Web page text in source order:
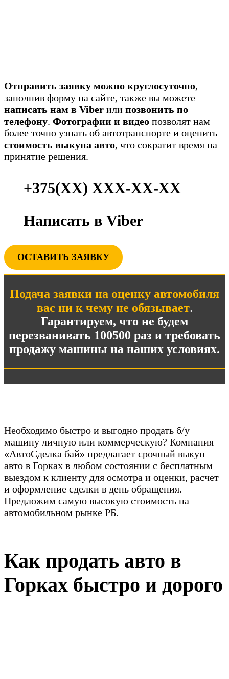
Отправить заявку можно круглосуточно,
заполнив форму на сайте, также вы можете
написать нам в Viber или позвонить по
телефону. Фотографии и видео позволят нам
более точно узнать об автотранспорте и оценить
стоимость выкупа авто, что сократит время на
принятие решения.
+375(ХХ) ХХХ-ХХ-ХХ
Написать в Viber
ОСТАВИТЬ ЗАЯВКУ
Подача заявки на оценку автомобиля
вас ни к чему не обязывает.
Гарантируем, что не будем
перезванивать 100500 раз и требовать
продажу машины на наших условиях.
Необходимо быстро и выгодно продать б/у
машину личную или коммерческую? Компания
«АвтоСделка бай» предлагает срочный выкуп
авто в Горках в любом состоянии с бесплатным
выездом к клиенту для осмотра и оценки, расчет
и оформление сделки в день обращения.
Предложим самую высокую стоимость на
автомобильном рынке РБ.
Как продать авто в
Горках быстро и дорого